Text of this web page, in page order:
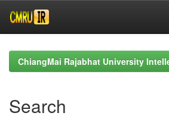
navigationChiangMai Rajabhat University
Search